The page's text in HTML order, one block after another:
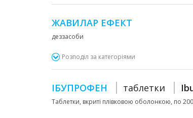
ЖАВИЛАР ЕФЕКТ
деззасоби
Розподіл за категоріями
ІБУПРОФЕН таблетки
Таблетки, вкриті плівковою оболонкою, по